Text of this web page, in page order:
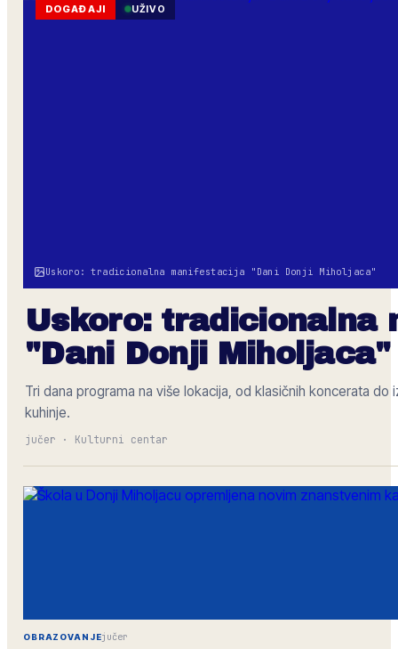
Uskoro: tradicionalna manifestacija "Dani Donji Miholjaca"
DOGAĐAJI UŽIVO
Uskoro: tradicionalna
"Dani Donji Miholjaca"
Tri dana programa na više lokacija, od klasičnih koncerata
kuhinje.
jučer · Kulturni centar
OBRAZOVANJEjučer